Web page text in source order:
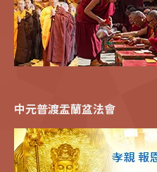
中元普渡盂蘭盆法會